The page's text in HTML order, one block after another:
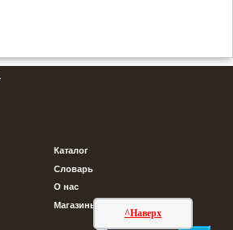
^Наверх
Каталог
Словарь
О нас
Магазины